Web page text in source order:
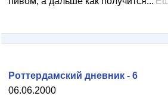
06.06.2000
Роттердамский дневник - 6